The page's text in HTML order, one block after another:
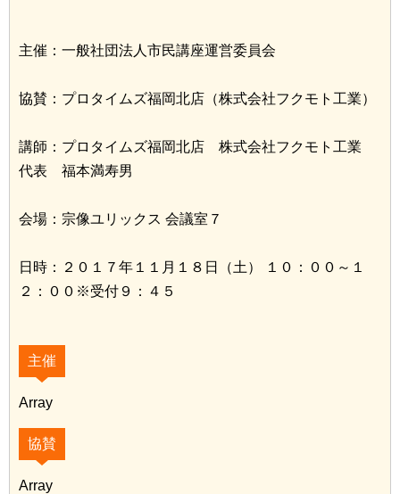
主催：一般社団法人市民講座運営委員会
協賛：プロタイムズ福岡北店（株式会社フクモト工業）
講師：プロタイムズ福岡北店 株式会社フクモト工業
代表 福本満寿男
会場：宗像ユリックス 会議室７
日時：２０１７年１１月１８日（土） １０：００～１
２：００※受付９：４５
主催
Array
協賛
Array